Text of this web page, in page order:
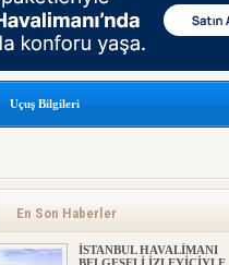
Uçuş Bilgileri
En Son Haberler
İSTANBUL HAVALİMANI